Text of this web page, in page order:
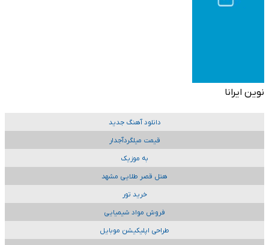
نوین ایرانا
دانلود آهنگ جدید
قیمت میلگردآجدار
به موزیک
هتل قصر طلایی مشهد
خرید تور
فروش مواد شیمیایی
طراحی اپلیکیشن موبایل